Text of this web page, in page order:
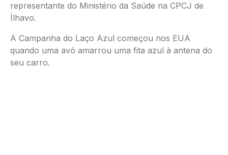
representante do Ministério da Saúde na CPCJ de
Ílhavo.
A Campanha do Laço Azul começou nos EUA
quando uma avó amarrou uma fita azul à antena do
seu carro.